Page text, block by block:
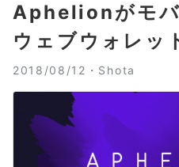
Aphelionがモバ
ウェブウォレッ
2018/08/12・ Shota